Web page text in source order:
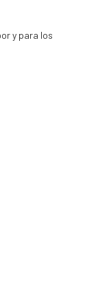
y para los